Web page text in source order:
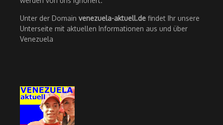
Unter der Domain venezuela-aktuell.de findet Ihr unsere
Unterseite mit aktuellen Informationen aus und über
Venezuela